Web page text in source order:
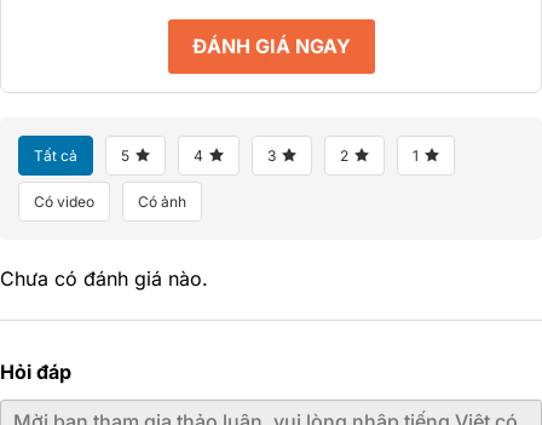
ĐÁNH GIÁ NGAY
Tất cả 5 4 3 2 1
Có video Có ảnh
Chưa có đánh giá nào.
Hỏi đáp